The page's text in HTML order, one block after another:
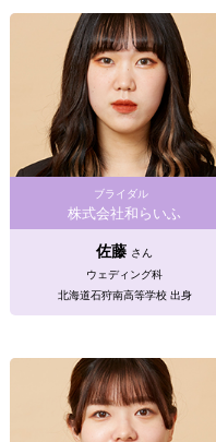
ブライダル
株式会社和らいふ
佐藤 さん
ウェディング科
北海道石狩南高等学校 出身